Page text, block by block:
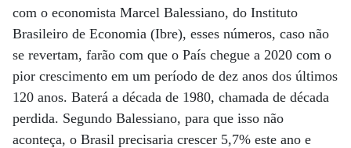
com o economista Marcel Balessiano, do Instituto
Brasileiro de Economia (Ibre), esses números, caso não
se revertam, farão com que o País chegue a 2020 com o
pior crescimento em um período de dez anos dos últimos
120 anos. Baterá a década de 1980, chamada de década
perdida. Segundo Balessiano, para que isso não
aconteça, o Brasil precisaria crescer 5,7% este ano e